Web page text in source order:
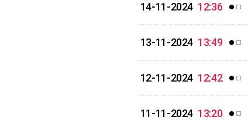
14-11-2024 12:36
13-11-2024 13:49
12-11-2024 12:42
11-11-2024 13:20